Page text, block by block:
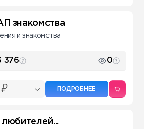
знакомства
и знакомства
376 0
₽ ПОДРОБНЕЕ
любителей...